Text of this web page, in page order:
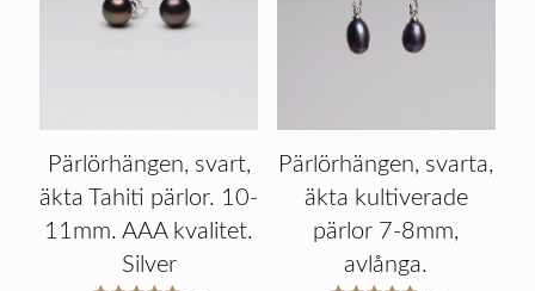
Pärlörhängen, svart,
äkta Tahiti pärlor. 10-
11mm. AAA kvalitet.
Silver
Pärlörhängen, svarta,
äkta kultiverade
pärlor 7-8mm,
avlånga.